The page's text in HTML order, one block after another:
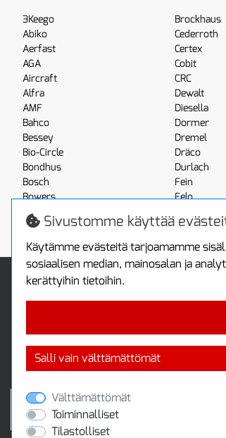
3Keego
Abiko
Aerfast
AGA
Aircraft
Alfra
AMF
Bahco
Bessey
Bio-Circle
Bondhus
Bosch
Bowers
Boxo
Brennenstuhl
Brockhaus
Cederroth
Certex
Cobit
CRC
Dewalt
Diesella
Dormer
Dremel
Dräco
Durlach
Fein
Felo
Fluke
Info
Yhteystiedot
Takuutietoa
Turvallista
Tax free /
Sivustomme käyttää
Käytämme evästeitä tarjoamamme
sosiaalisen median, mainosalan ja
kerättyihin tietoihin.
Salli vain välttämättömät
Välttämättömät
Toiminnalliset
Tilastolliset